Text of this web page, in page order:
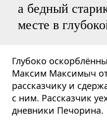
а бедный
месте в
Глубоко
Максим Максимыч
рассказчику и
с ним. Рассказчик
дневники Печорина.